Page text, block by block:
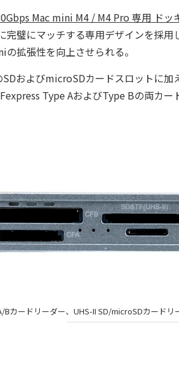
Mac mini M4 / M4 Pro 専用 ドッ
璧にマッチする専用デザインを採
拡張性を向上させられる。
およびmicroSDカードスロットに加
Type AおよびType Bの両カー
カードリーダー、UHS-II SD/microSDカード